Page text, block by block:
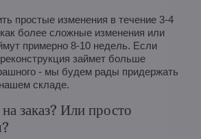
простые изменения в течение 3-4
более сложные изменения или
примерно 8-10 недель. Если
займет больше
- мы будем рады придержать
складе.
заказ? Или просто